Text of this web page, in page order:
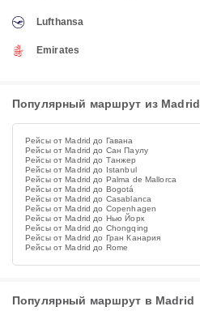
Lufthansa
Emirates
Популярный маршрут из Madrid
Рейсы от Madrid до Гавана
Рейсы от Madrid до Сан Паулу
Рейсы от Madrid до Танжер
Рейсы от Madrid до Istanbul
Рейсы от Madrid до Palma de Mallorca
Рейсы от Madrid до Bogotá
Рейсы от Madrid до Casablanca
Рейсы от Madrid до Copenhagen
Рейсы от Madrid до Нью Йорк
Рейсы от Madrid до Chongqing
Рейсы от Madrid до Гран Канария
Рейсы от Madrid до Rome
Популярный маршрут в Madrid